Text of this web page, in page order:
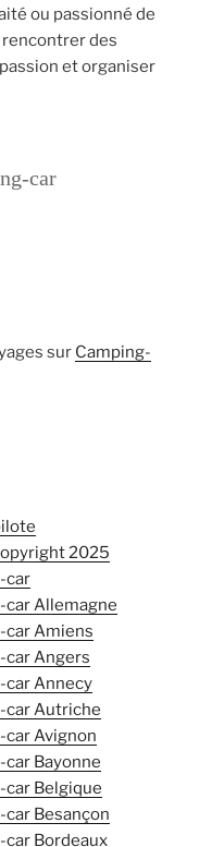
ou passionné de
rencontrer des
et organiser
car
sur Camping-
2025
car
car Allemagne
car Amiens
car Angers
car Annecy
car Autriche
car Avignon
Bayonne
car Belgique
Besançon
car Bordeaux